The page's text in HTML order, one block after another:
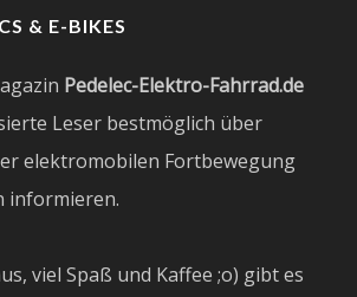
& E-BIKES
Pedelec-Elektro-Fahrrad.de
Leser bestmöglich über
elektromobilen Fortbewegung
informieren.
viel Spaß und Kaffee ;o) gibt es